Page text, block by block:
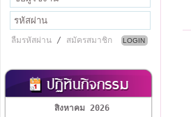
ลืมรหัสผ่าน / สมัครสมาชิก
สิงหาคม 2026